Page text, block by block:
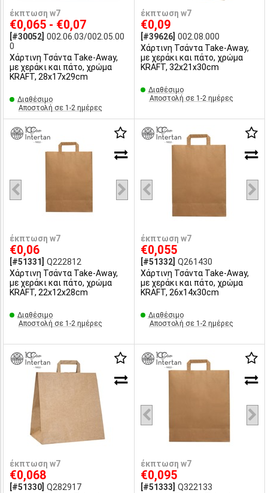
έκπτωση w7
€0,065 - €0,07
[#30052] 002.06.03/002.05.00
0
Χάρτινη Τσάντα Take-Away,
με χεράκι και πάτο, χρώμα
KRAFT, 28x17x29cm
Διαθέσιμο
Αποστολή σε 1-2 ημέρες
έκπτωση w7
€0,09
[#39626] 002.08.000
Χάρτινη Τσάντα Take-Away,
με χεράκι και πάτο, χρώμα
KRAFT, 32x21x30cm
Διαθέσιμο
Αποστολή σε 1-2 ημέρες
έκπτωση w7
€0,06
[#51331]
Q222812
Χάρτινη Τσάντα Take-Away,
με χεράκι και πάτο, χρώμα
KRAFT, 22x12x28cm
Διαθέσιμο
Αποστολή σε 1-2 ημέρες
έκπτωση w7
€0,055
[#51332] Q261430
Χάρτινη Τσάντα Take-Away,
με χεράκι και πάτο, χρώμα
KRAFT, 26x14x30cm
Διαθέσιμο
Αποστολή σε 1-2 ημέρες
έκπτωση w7
€0,068
[#51330] Q282917
έκπτωση w7
€0,095
[#51333] Q322133